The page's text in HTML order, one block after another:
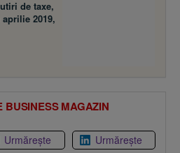
de taxe,
2019,
BUSINESS MAGAZIN
Urmărește Urmărește